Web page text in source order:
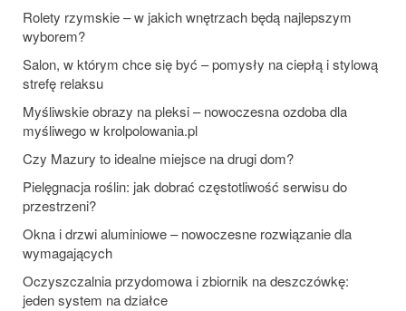
Rolety rzymskie – w jakich wnętrzach będą najlepszym
wyborem?
Salon, w którym chce się być – pomysły na ciepłą i stylową
strefę relaksu
Myśliwskie obrazy na pleksi – nowoczesna ozdoba dla
myśliwego w krolpolowania.pl
Czy Mazury to idealne miejsce na drugi dom?
Pielęgnacja roślin: jak dobrać częstotliwość serwisu do
przestrzeni?
Okna i drzwi aluminiowe – nowoczesne rozwiązanie dla
wymagających
Oczyszczalnia przydomowa i zbiornik na deszczówkę:
jeden system na działce